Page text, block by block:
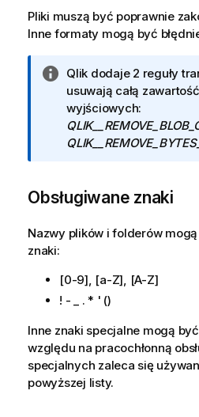
Pliki muszą być poprawnie
Inne formaty mogą być
I
n
f
o
r
c
a
Qlik dodaje 2 reguły
usuwają całą
wyjściowych:
Obsługiwane znaki
Nazwy plików i folderów
znaki:
[0-9], [a-Z], [A-Z]
! - _ . * ' ()
Inne znaki specjalne mogą
względu na pracochłonną
specjalnych zaleca się
powyższej listy.